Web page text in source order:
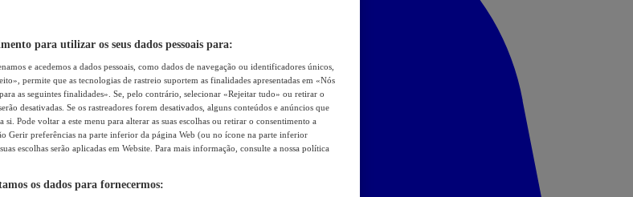
para utilizar os seus dados pessoais para:
e acedemos a dados pessoais, como dados de navegação ou identificadores únicos,
permite que as tecnologias de rastreio suportem as finalidades apresentadas em «Nós
as seguintes finalidades». Se, pelo contrário, selecionar «Rejeitar tudo» ou retirar o
desativadas. Se os rastreadores forem desativados, alguns conteúdos e anúncios que
si. Pode voltar a este menu para alterar as suas escolhas ou retirar o consentimento a
Gerir preferências na parte inferior da página Web (ou no ícone na parte inferior
escolhas serão aplicadas em Website. Para mais informação, consulte a nossa política
os dados para fornecermos: